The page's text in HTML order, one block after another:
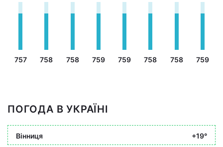
757 758 758 759 759 758 758 759
ПОГОДА В УКРАЇНІ
Вінниця +19°